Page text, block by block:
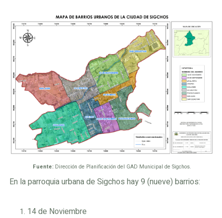
Fuente: Dirección de Planificación del GAD Municipal de Sigchos.
En la parroquia urbana de Sigchos hay 9 (nueve) barrios:
14 de Noviembre